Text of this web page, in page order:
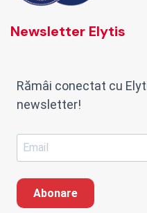
Newsletter Elytis
Rămâi conectat cu
newsletter!
Abonare